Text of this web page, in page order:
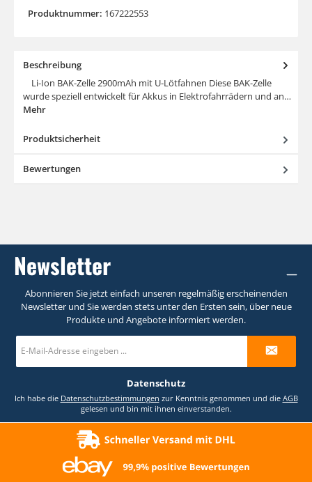
Produktnummer: 167222553
Beschreibung
Li-Ion BAK-Zelle 2900mAh mit U-Lötfahnen Diese BAK-Zelle
wurde speziell entwickelt für Akkus in Elektrofahrrädern und an…
Mehr
Produktsicherheit
Bewertungen
Newsletter
Abonnieren Sie jetzt einfach unseren regelmäßig erscheinenden
Newsletter und Sie werden stets unter den Ersten sein, über neue
Produkte und Angebote informiert werden.
E-
Mail-
Datenschutz
Ich habe die Datenschutzbestimmungen zur Kenntnis genommen und die AGB
gelesen und bin mit ihnen einverstanden.